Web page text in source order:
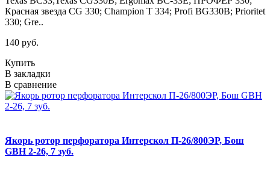
Красная звезда CG 330; Champion T 334; Profi BG330B; Prioritet
330; Gre..
140 руб.
Купить
В закладки
В сравнение
Якорь ротор перфоратора Интерскол П-26/800ЭР, Бош
GBH 2-26, 7 зуб.